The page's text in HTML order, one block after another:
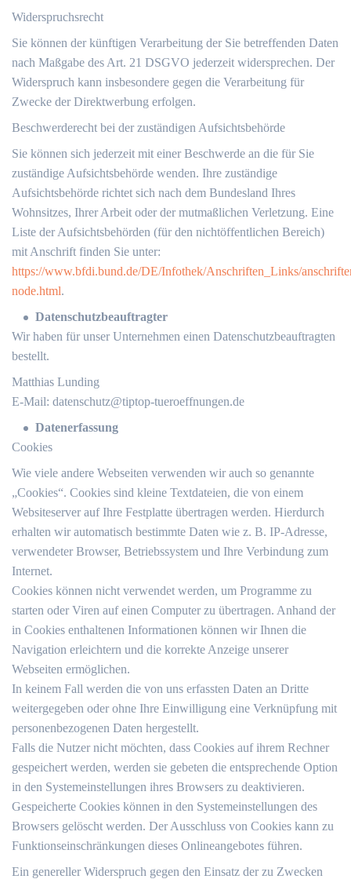
Widerspruchsrecht
Sie können der künftigen Verarbeitung der Sie betreffenden Daten
nach Maßgabe des Art. 21 DSGVO jederzeit widersprechen. Der
Widerspruch kann insbesondere gegen die Verarbeitung für
Zwecke der Direktwerbung erfolgen.
Beschwerderecht bei der zuständigen Aufsichtsbehörde
Sie können sich jederzeit mit einer Beschwerde an die für Sie
zuständige Aufsichtsbehörde wenden. Ihre zuständige
Aufsichtsbehörde richtet sich nach dem Bundesland Ihres
Wohnsitzes, Ihrer Arbeit oder der mutmaßlichen Verletzung. Eine
Liste der Aufsichtsbehörden (für den nichtöffentlichen Bereich)
mit Anschrift finden Sie unter:
https://www.bfdi.bund.de/DE/Infothek/Anschriften_Links/
node.html.
Datenschutzbeauftragter
Wir haben für unser Unternehmen einen Datenschutzbeauftragten
bestellt.
Matthias Lunding
E-Mail: datenschutz@tiptop-tueroeffnungen.de
Datenerfassung
Cookies
Wie viele andere Webseiten verwenden wir auch so genannte
„Cookies“. Cookies sind kleine Textdateien, die von einem
Websiteserver auf Ihre Festplatte übertragen werden. Hierdurch
erhalten wir automatisch bestimmte Daten wie z. B. IP-Adresse,
verwendeter Browser, Betriebssystem und Ihre Verbindung zum
Internet.
Cookies können nicht verwendet werden, um Programme zu
starten oder Viren auf einen Computer zu übertragen. Anhand der
in Cookies enthaltenen Informationen können wir Ihnen die
Navigation erleichtern und die korrekte Anzeige unserer
Webseiten ermöglichen.
In keinem Fall werden die von uns erfassten Daten an Dritte
weitergegeben oder ohne Ihre Einwilligung eine Verknüpfung mit
personenbezogenen Daten hergestellt.
Falls die Nutzer nicht möchten, dass Cookies auf ihrem Rechner
gespeichert werden, werden sie gebeten die entsprechende Option
in den Systemeinstellungen ihres Browsers zu deaktivieren.
Gespeicherte Cookies können in den Systemeinstellungen des
Browsers gelöscht werden. Der Ausschluss von Cookies kann zu
Funktionseinschränkungen dieses Onlineangebotes führen.
Ein genereller Widerspruch gegen den Einsatz der zu Zwecken